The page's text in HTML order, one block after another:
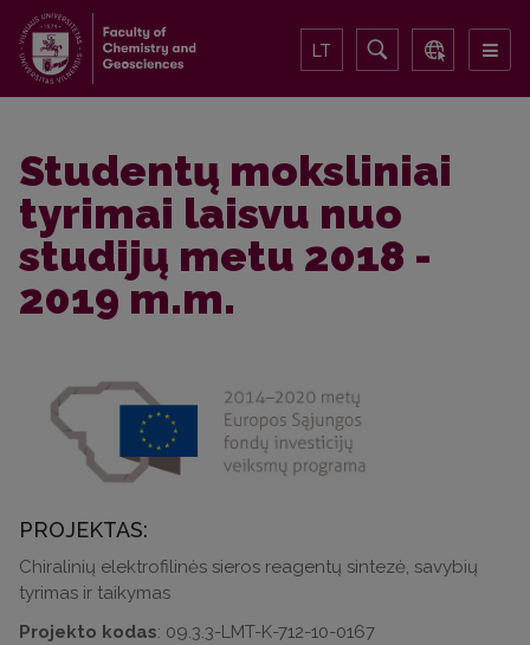
LT
Studentų moksliniai
tyrimai laisvu nuo
studijų metu 2018 -
2019 m.m.
PROJEKTAS:
Chiralinių elektrofilinės sieros reagentų sintezė, savybių
tyrimas ir taikymas
Projekto kodas: 09.3.3-LMT-K-712-10-0167